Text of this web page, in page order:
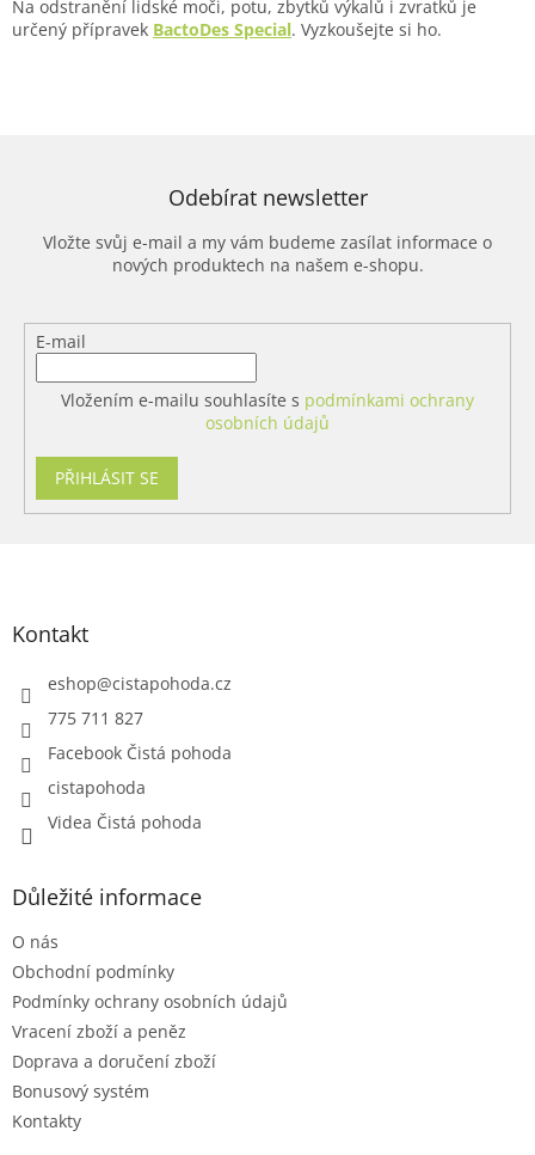
Na odstranění lidské moči, potu, zbytků výkalů i zvratků je
určený přípravek BactoDes Special. Vyzkoušejte si ho.
Odebírat newsletter
Vložte svůj e-mail a my vám budeme zasílat informace o
nových produktech na našem e-shopu.
E-mail
Vložením e-mailu souhlasíte s podmínkami ochrany
osobních údajů
PŘIHLÁSIT SE
Kontakt
eshop@cistapohoda.cz
775 711 827
Facebook Čistá pohoda
cistapohoda
Videa Čistá pohoda
Důležité informace
O nás
Obchodní podmínky
Podmínky ochrany osobních údajů
Vracení zboží a peněz
Doprava a doručení zboží
Bonusový systém
Kontakty